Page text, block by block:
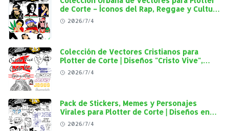
de Corte – Íconos del Rap, Reggae y Cultura
Street en Alta Calidad
2026/7/4
Colección de Vectores Cristianos para
Plotter de Corte | Diseños "Cristo Vive",
"Jesús Vive" y Virgen de Guadalupe en Alta
Calidad
2026/7/4
Pack de Stickers, Memes y Personajes
Virales para Plotter de Corte | Diseños en
Alta Calidad
2026/7/4